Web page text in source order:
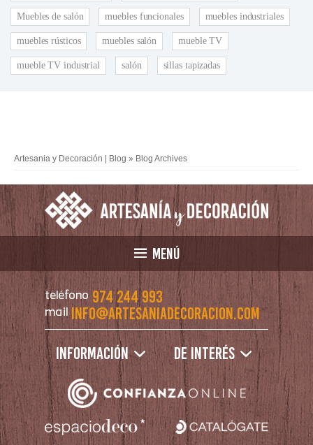
Muebles de salón muebles funcionales muebles industriales
muebles rústicos muebles salón mueble TV
mueble TV industrial salón sillas tapizadas
Artesania y Decoración | Blog » Blog Archives
MENÚ
teléfono 974 244 993
mail info@artesaniadecoracion.com
Información
De interés